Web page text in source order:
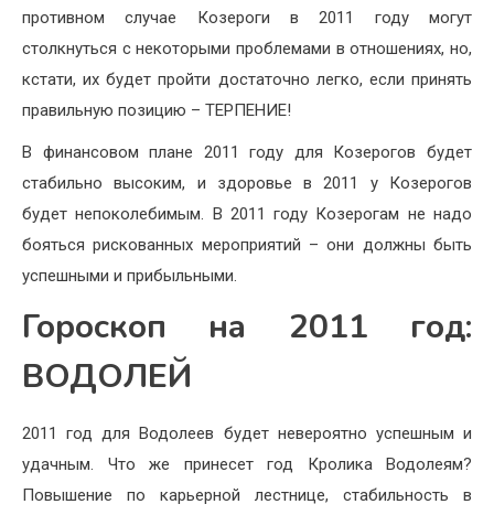
противном случае Козероги в 2011 году могут
столкнуться с некоторыми проблемами в отношениях, но,
кстати, их будет пройти достаточно легко, если принять
правильную позицию – ТЕРПЕНИЕ!
В финансовом плане 2011 году для Козерогов будет
стабильно высоким, и здоровье в 2011 у Козерогов
будет непоколебимым. В 2011 году Козерогам не надо
бояться рискованных мероприятий – они должны быть
успешными и прибыльными.
Гороскоп на 2011 год:
ВОДОЛЕЙ
2011 год для Водолеев будет невероятно успешным и
удачным. Что же принесет год Кролика Водолеям?
Повышение по карьерной лестнице, стабильность в